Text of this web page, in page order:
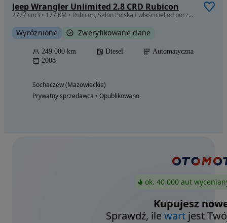
Jeep Wrangler Unlimited 2.8 CRD Rubicon
2777 cm3 • 177 KM • Rubicon, Salon Polska I właściciel od początku, Bezwypadkowy, HardTop
Wyróżnione Zweryfikowane dane
249 000 km Diesel
Automatyczna
2008
Sochaczew (Mazowieckie)
Prywatny sprzedawca • Opublikowano
ok. 40 000 aut
Kupujesz
Sprawdź, ilewart jest